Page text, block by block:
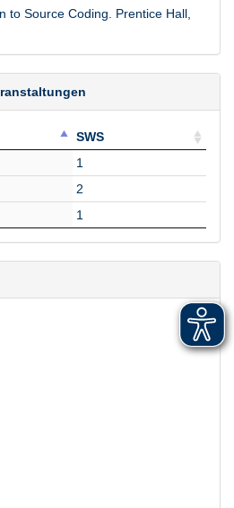
to Source Coding. Prentice Hall,
SWS
SWS
1
2
1